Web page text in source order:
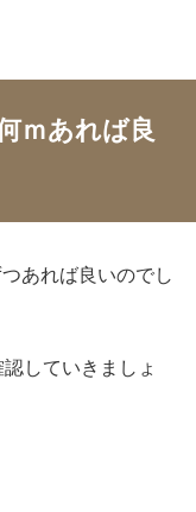
ｍあれば良
あれば良いのでし
していきましょ